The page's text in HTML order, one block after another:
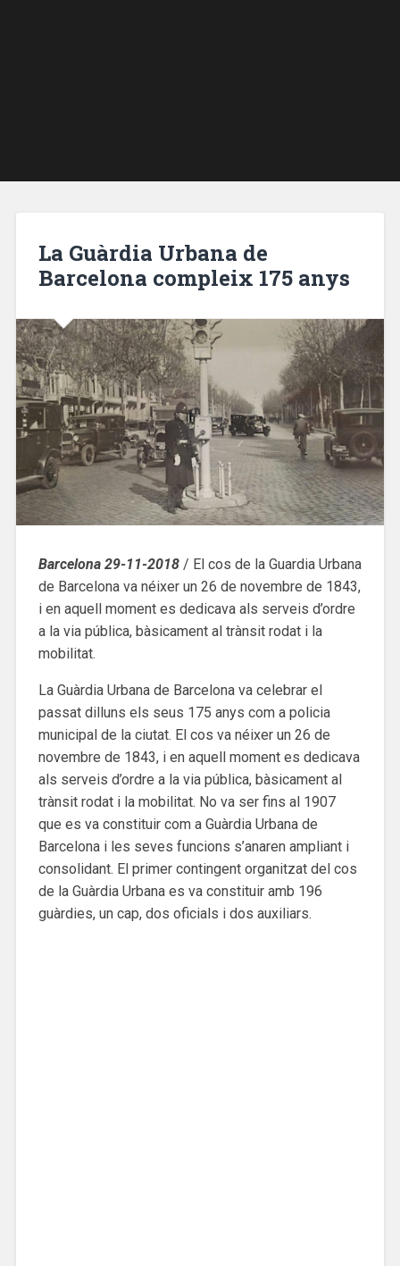
La Guàrdia Urbana de
Barcelona compleix 175 anys
Barcelona 29-11-2018/ El cos de la Guardia Urbana
de Barcelona va néixer un 26 de novembre de 1843,
i en aquell moment es dedicava als serveis d’ordre
a la via pública, bàsicament al trànsit rodat i la
mobilitat.
La Guàrdia Urbana de Barcelona va celebrar el
passat dilluns els seus 175 anys com a policia
municipal de la ciutat. El cos va néixer un 26 de
novembre de 1843, i en aquell moment es dedicava
als serveis d’ordre a la via pública, bàsicament al
trànsit rodat i la mobilitat. No va ser fins al 1907
que es va constituir com a Guàrdia Urbana de
Barcelona i les seves funcions s’anaren ampliant i
consolidant. El primer contingent organitzat del cos
de la Guàrdia Urbana es va constituir amb 196
guàrdies, un cap, dos oficials i dos auxiliars.